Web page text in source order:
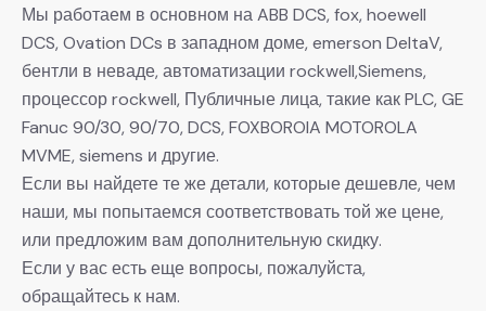
Мы работаем в основном на ABB DCS, fox, hoewell
DCS, Ovation DCs в западном доме, emerson DeltaV,
бентли в неваде, автоматизации rockwell,Siemens,
процессор rockwell, Публичные лица, такие как PLC, GE
Fanuc 90/30, 90/70, DCS, FOXBOROIA MOTOROLA
MVME, siemens и другие.
Если вы найдете те же детали, которые дешевле, чем
наши, мы попытаемся соответствовать той же цене,
или предложим вам дополнительную скидку.
Если у вас есть еще вопросы, пожалуйста,
обращайтесь к нам.